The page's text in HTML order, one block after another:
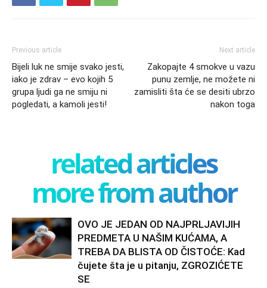
Previous article
Bijeli luk ne smije svako jesti,
iako je zdrav – evo kojih 5
grupa ljudi ga ne smiju ni
pogledati, a kamoli jesti!
Next article
Zakopajte 4 smokve u vazu
punu zemlje, ne možete ni
zamisliti šta će se desiti ubrzo
nakon toga
related articles
more from author
OVO JE JEDAN OD NAJPRLJAVIJIH
PREDMETA U NAŠIM KUĆAMA, A
TREBA DA BLISTA OD ČISTOĆE: Kad
čujete šta je u pitanju, ZGROZIĆETE
SE